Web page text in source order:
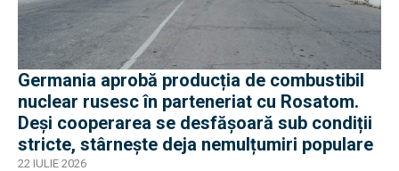
Germania aprobă producția de combustibil
nuclear rusesc în parteneriat cu Rosatom.
Deși cooperarea se desfășoară sub condiții
stricte, stârnește deja nemulțumiri populare
22 IULIE 2026